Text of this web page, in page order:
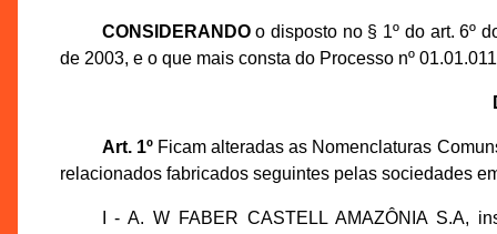
CONSIDERANDOo disposto no § 1º do art. 6º
de 2003, e o que mais consta do Processo nº
Art. 1ºFicam alteradas as Nomenclaturas
relacionados fabricados seguintes pelas sociedades
I - A. W FABER CASTELL AMAZÔNIA S.A,